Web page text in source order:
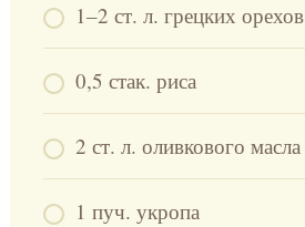
1–2 ст. л. грецких орехов
0,5 стак. риса
2 ст. л. оливкового масла
1 пуч. укропа